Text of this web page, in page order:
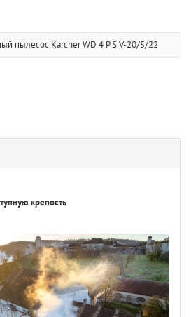
пылесос Karcher WD 4 P S V-20/5/22
крепость